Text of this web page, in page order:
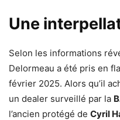
Une
Selon les informations
Delormeau a été pris en
février 2025. Alors qu’il
un dealer surveillé par la
l’ancien protégé de Cyril